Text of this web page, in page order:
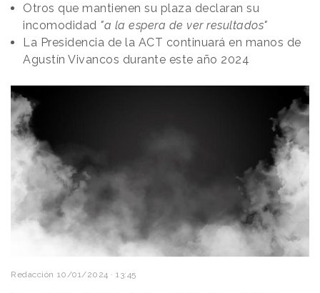
Otros que mantienen su plaza declaran su
incomodidad "a la espera de ver resultados"
La Presidencia de la ACT continuará en manos de
Agustín Vivancos durante este año 2024
Redacción 10/01/2024 · 13:45